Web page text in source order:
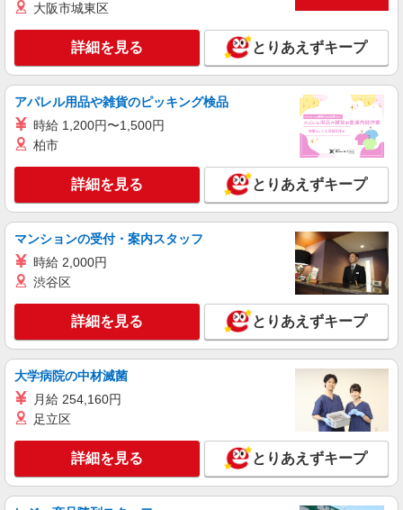
大阪市城東区
詳細を見る とりあえずキープ
アパレル用品や雑貨のピッキング検品
時給 1,200円〜1,500円
柏市
詳細を見る とりあえずキープ
マンションの受付・案内スタッフ
時給 2,000円
渋谷区
詳細を見る とりあえずキープ
大学病院の中材滅菌
月給 254,160円
足立区
詳細を見る とりあえずキープ